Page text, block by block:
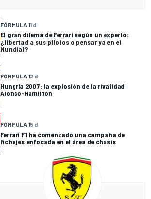
FÓRMULA 11 d
El gran dilema de Ferrari según un experto:
¿libertad a sus pilotos o pensar ya en el
Mundial?
FÓRMULA 12 d
Hungría 2007: la explosión de la rivalidad
Alonso-Hamilton
FÓRMULA 15 d
Ferrari F1 ha comenzado una campaña de
fichajes enfocada en el área de chasis